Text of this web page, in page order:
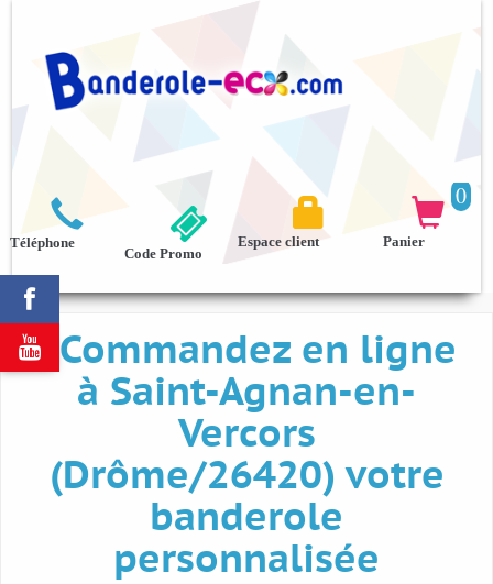



Téléphone
0

Panier

Espace client
Code Promo
Commandez en ligne
à Saint-Agnan-en-
Vercors
(Drôme/26420) votre
banderole
personnalisée